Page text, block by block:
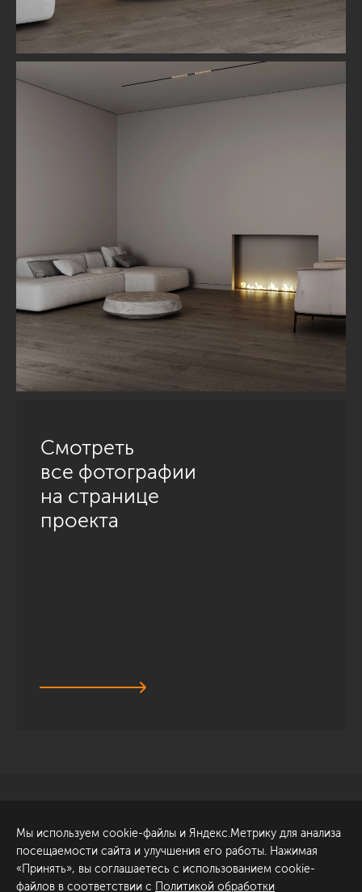
Смотреть
все фотографии
на странице
проекта
Обсудить проект
ул. Академика Павлова, 6
к1
+7 (812) 200-95-55
Мы используем cookie-файлы и Яндекс.Метрику для анализа
посещаемости сайта и улучшения его работы. Нажимая
«Принять», вы соглашаетесь с использованием cookie-
файлов в соответствии с Политикой обработки